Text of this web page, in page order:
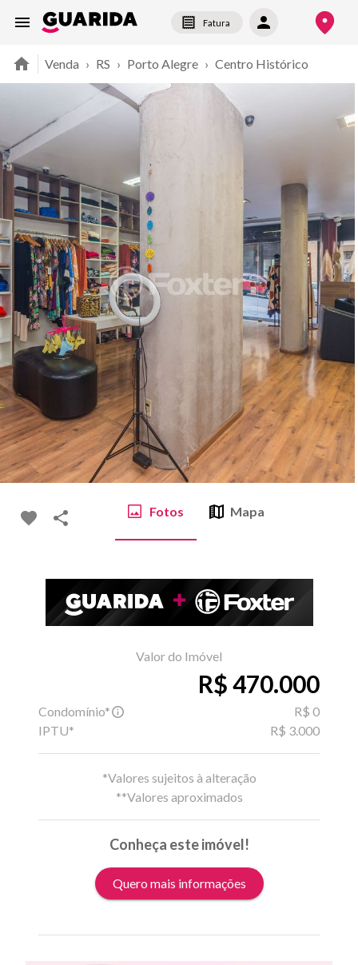
Fatura
Venda › RS › Porto Alegre › Centro Histórico
Fotos Mapa
Valor do Imóvel
R$ 470.000
Condomínio*
R$ 0
IPTU*
R$ 3.000
*Valores sujeitos à alteração
**Valores aproximados
Conheça este imóvel!
Quero mais informações